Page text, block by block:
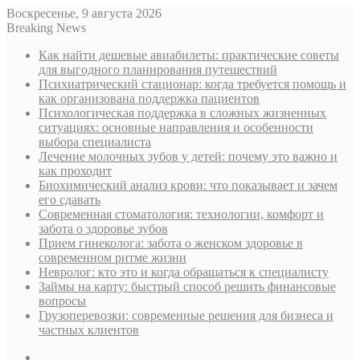
Воскресенье, 9 августа 2026
Breaking News
Как найти дешевые авиабилеты: практические советы
для выгодного планирования путешествий
Психиатрический стационар: когда требуется помощь и
как организована поддержка пациентов
Психологическая поддержка в сложных жизненных
ситуациях: основные направления и особенности
выбора специалиста
Лечение молочных зубов у детей: почему это важно и
как проходит
Биохимический анализ крови: что показывает и зачем
его сдавать
Современная стоматология: технологии, комфорт и
забота о здоровье зубов
Прием гинеколога: забота о женском здоровье в
современном ритме жизни
Невролог: кто это и когда обращаться к специалисту
Займы на карту: быстрый способ решить финансовые
вопросы
Грузоперевозки: современные решения для бизнеса и
частных клиентов